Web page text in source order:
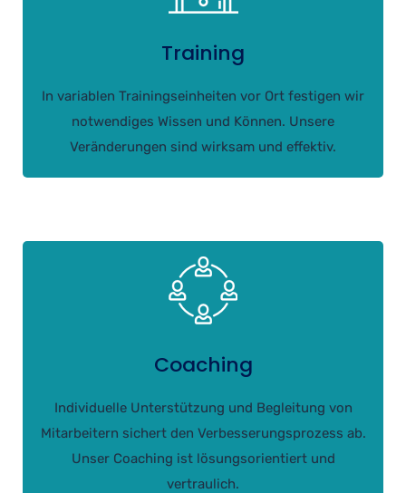
Training
In variablen Trainingseinheiten vor Ort festigen wir
notwendiges Wissen und Können. Unsere
Veränderungen sind wirksam und effektiv.
Coaching
Individuelle Unterstützung und Begleitung von
Mitarbeitern sichert den Verbesserungsprozess ab.
Unser Coaching ist lösungsorientiert und
vertraulich.